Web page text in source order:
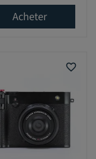
Acheter
favorite_border